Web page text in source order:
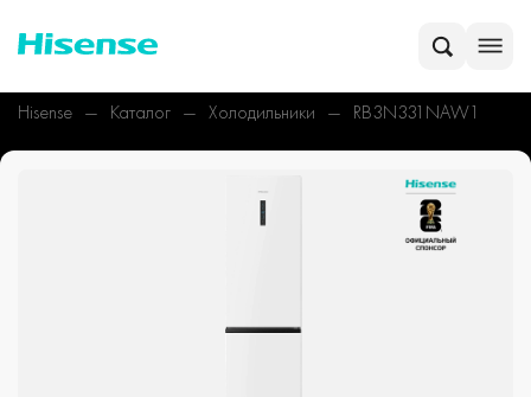
Hisense Каталог Холодильники RB3N331NAW1